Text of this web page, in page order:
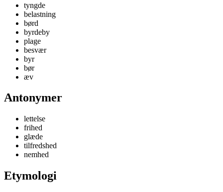
tyngde
belastning
børd
byrdeby
plage
besvær
byr
bør
æv
Antonymer
lettelse
frihed
glæde
tilfredshed
nemhed
Etymologi